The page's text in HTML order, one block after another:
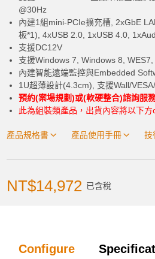
@30Hz
內建1組mini-PCIe擴充槽, 2xGbE
板*1), 4xUSB 2.0, 1xUSB 4.0,
支援DC12V
支援Windows 7, Windows 8,
內建智能遠端監控與Embedded
1U超薄設計(4.3cm), 支援Wall/
預約(案場規劃)或(軟硬整合)諮詢服
此為組裝類產品，出貨內容將以下
產品規格書 產品使用手冊 技
NT$14,972 已含稅
加入購物車
產品已加入
Configure
Power Cord
None
Assembly and Testing
Testing, SW